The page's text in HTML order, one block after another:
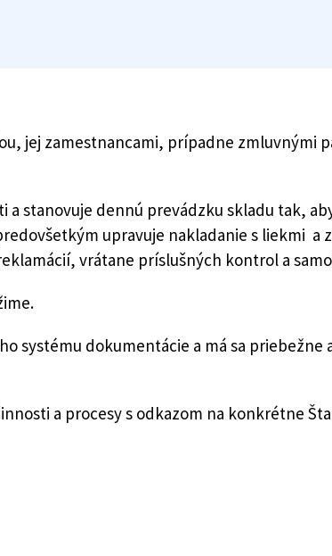
jej zamestnancami, prípadne zmluvnými
a stanovuje dennú prevádzku skladu tak,
upravuje nakladanie s liekmi
vrátane príslušných kontrol a
systému dokumentácie a má sa
a procesy s odkazom na konkrétne